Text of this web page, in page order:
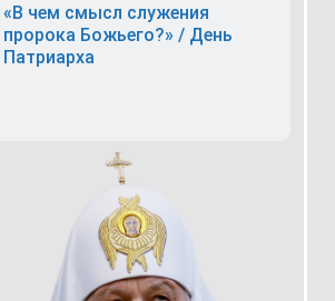
«В чем смысл служения
пророка Божьего?» / День
Патриарха